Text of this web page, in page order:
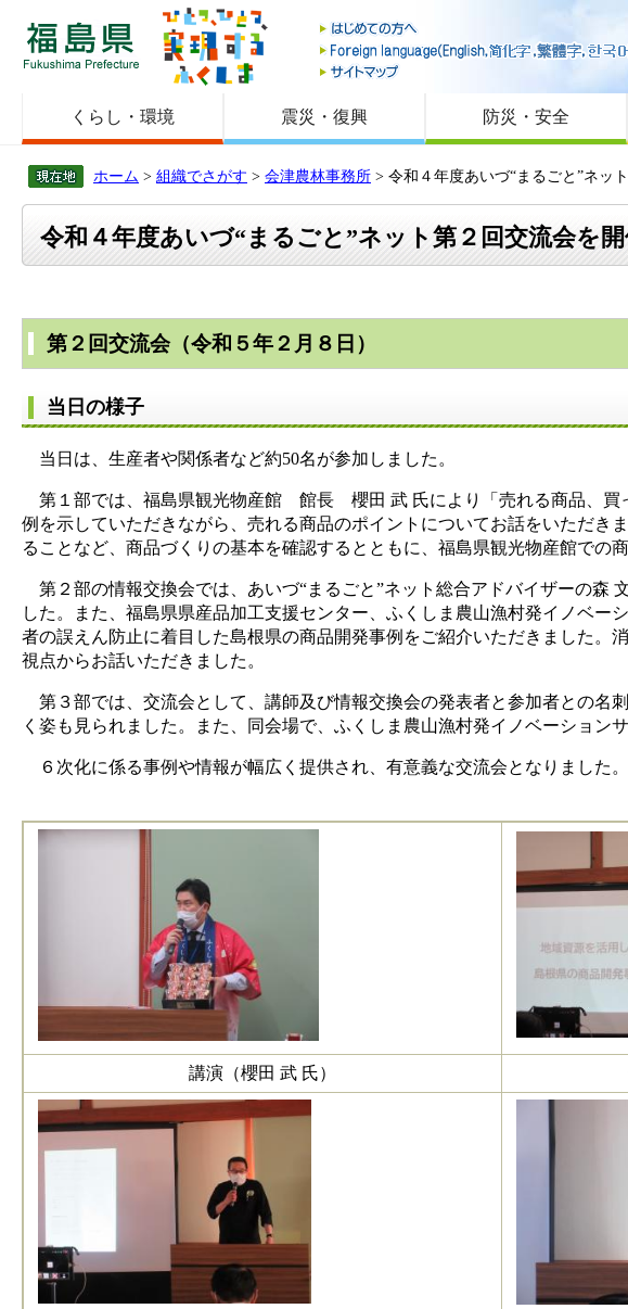
福島県
くらし・環境 震災・復興 防災・安全
ホーム > 組織でさがす > 会津農林事務所 > 令和４年度あいづ“まるごと”ネッ
令和４年度あいづ“まるごと”ネット第２回交流会を
第２回交流会（令和５年２月８日）
当日の様子
当日は、生産者や関係者など約50名が参加しました。
第１部では、福島県観光物産館 館長 櫻田 武 氏により「売れる商品、買
例を示していただきながら、売れる商品のポイントについてお話をいただ
ることなど、商品づくりの基本を確認するとともに、福島県観光物産館で
第２部の情報交換会では、あいづ“まるごと”ネット総合アドバイザーの森
した。また、福島県県産品加工支援センター、ふくしま農山漁村発イノベ
者の誤えん防止に着目した島根県の商品開発事例をご紹介いただきました
視点からお話いただきました。
第３部では、交流会として、講師及び情報交換会の発表者と参加者との名
く姿も見られました。また、同会場で、ふくしま農山漁村発イノベーション
６次化に係る事例や情報が幅広く提供され、有意義な交流会となりました。
講演（櫻田 武 氏）